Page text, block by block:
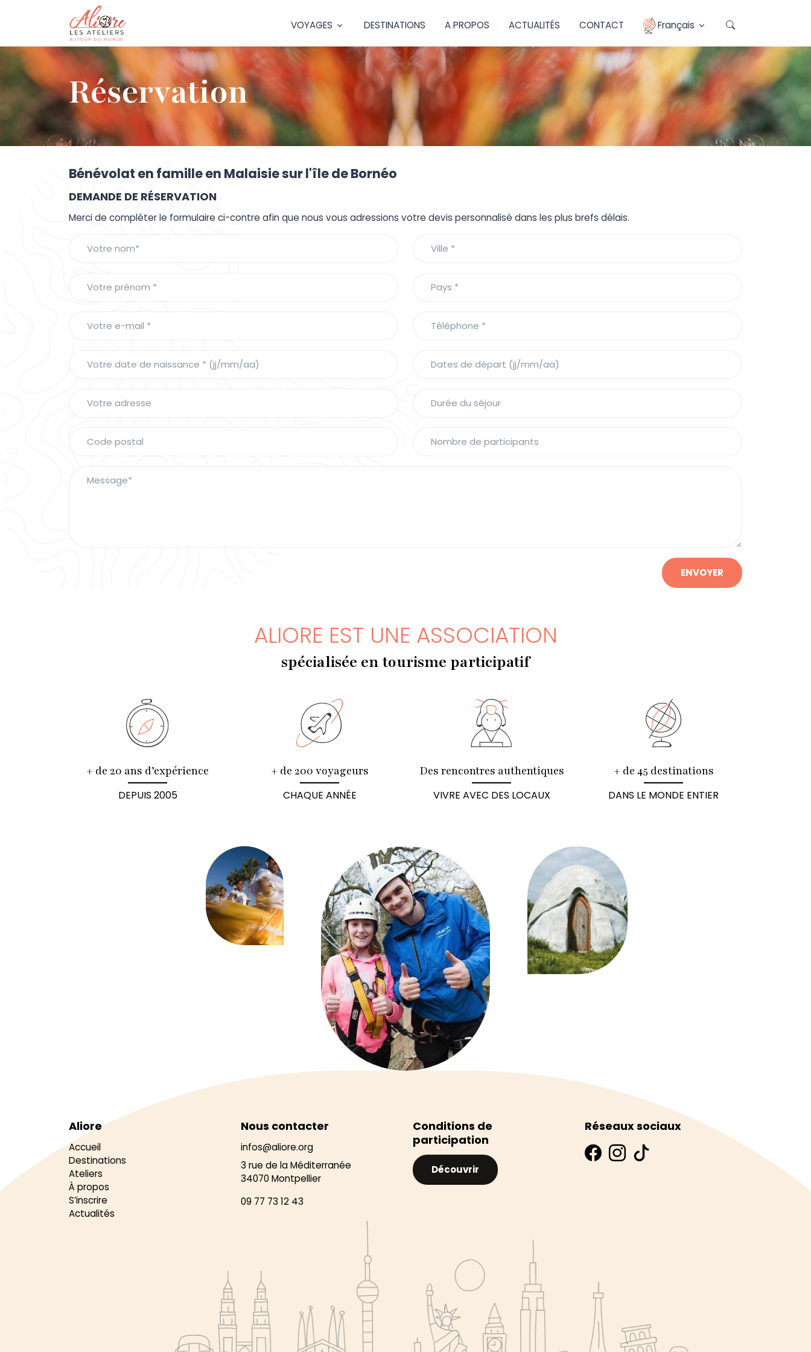
VOYAGES DESTINATIONS A PROPOS ACTUALITÉS CONTACT Français
Réservation
Bénévolat en famille en Malaisie sur l'île de Bornéo
DEMANDE DE RÉSERVATION
Merci de compléter le formulaire ci-contre afin que nous vous adressions votre devis personnalisé dans les plus brefs délais.
ENVOYER
ALIORE EST UNE ASSOCIATION
spécialisée en tourisme participatif
+ de 20 ans d’expérience
DEPUIS 2005
+ de 200 voyageurs
CHAQUE ANNÉE
Des rencontres authentiques
VIVRE AVEC DES LOCAUX
+ de 45 destinations
DANS LE MONDE ENTIER
Aliore
Accueil
Destinations
Ateliers
À propos
S’inscrire
Actualités
Nous contacter
infos@aliore.org
3 rue de la Méditerranée
34070 Montpellier
09 77 73 12 43
Conditions de
participation
Découvrir
Réseaux sociaux